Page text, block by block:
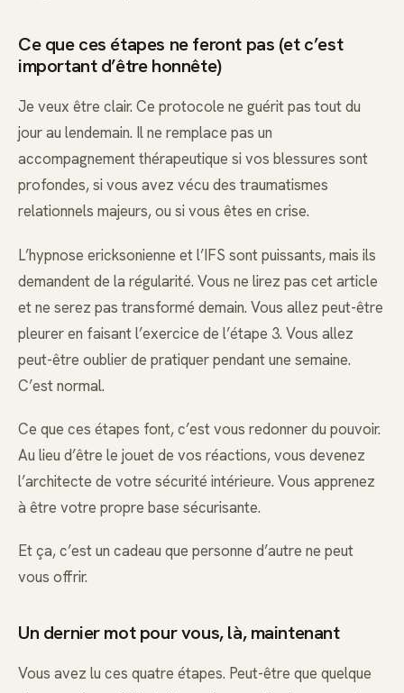
Ce que ces étapes ne feront pas (et c’est
important d’être honnête)
Je veux être clair. Ce protocole ne guérit pas tout du
jour au lendemain. Il ne remplace pas un
accompagnement thérapeutique si vos blessures sont
profondes, si vous avez vécu des traumatismes
relationnels majeurs, ou si vous êtes en crise.
L’hypnose ericksonienne et l’IFS sont puissants, mais ils
demandent de la régularité. Vous ne lirez pas cet article
et ne serez pas transformé demain. Vous allez peut-être
pleurer en faisant l’exercice de l’étape 3. Vous allez
peut-être oublier de pratiquer pendant une semaine.
C’est normal.
Ce que ces étapes font, c’est vous redonner du pouvoir.
Au lieu d’être le jouet de vos réactions, vous devenez
l’architecte de votre sécurité intérieure. Vous apprenez
à être votre propre base sécurisante.
Et ça, c’est un cadeau que personne d’autre ne peut
vous offrir.
Un dernier mot pour vous, là, maintenant
Vous avez lu ces quatre étapes. Peut-être que quelque